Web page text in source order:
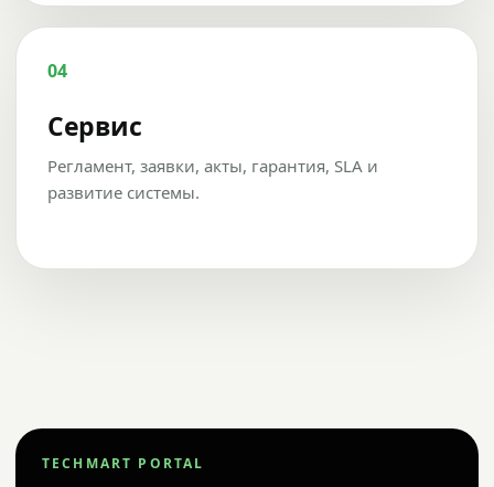
04
Сервис
Регламент, заявки, акты, гарантия, SLA и
развитие системы.
TECHMART PORTAL